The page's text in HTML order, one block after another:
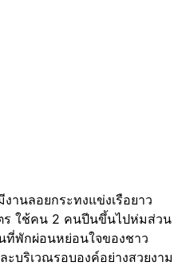
านลอยกระทงแข่งเรือยาว
ร ใช้คน 2 คนปีนขึ้นไปห่มส่วน
ที่พักผ่อนหย่อนใจของชาว
ะบริเวณรอบองค์อย่างสวยงาม